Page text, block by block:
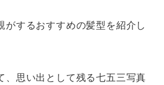
がするおすすめの髪型を紹介し
、思い出として残る七五三写真